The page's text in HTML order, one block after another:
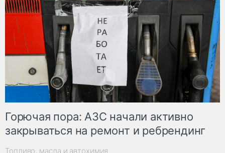
Горючая пора: АЗС начали активно
закрываться на ремонт и ребрендинг
Топливо, масла и автохимия